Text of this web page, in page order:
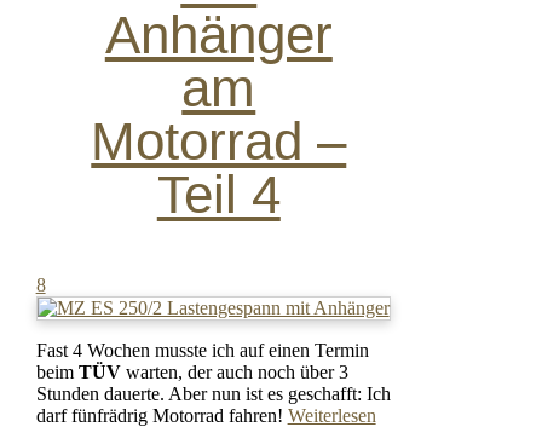
Anhänger
am
Motorrad –
Teil 4
8
Fast 4 Wochen musste ich auf einen Termin
beim TÜVwarten, der auch noch über 3
Stunden dauerte. Aber nun ist es geschafft: Ich
darf fünfrädrig Motorrad fahren! Weiterlesen